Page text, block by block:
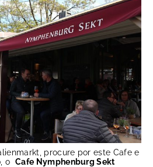
procure por este Cafe e
o Cafe Nymphenburg Sekt